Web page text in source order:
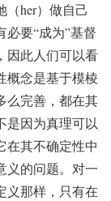
her）做自己
要“成为”基督
因此人们可以看
概念是基于模棱
么完善，都在其
是因为真理可以
在其不确定性中
义的问题。对一
义那样，只有在